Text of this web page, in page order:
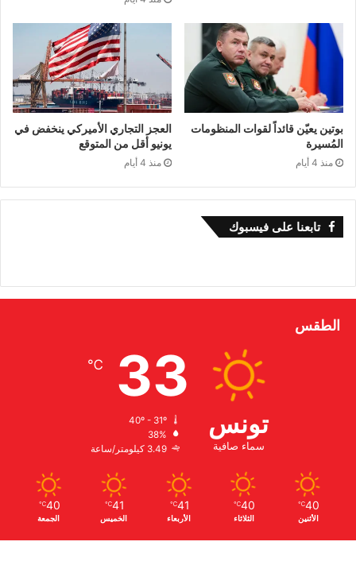
بوتين يعيّن قائداً لقوات المنظومات
المُسيرة
منذ 4 أيام
العجز التجاري الأميركي ينخفض في
يونيو أقل من المتوقع
منذ 4 أيام
تابعنا على فيسبوك
الطقس
تونس
سماء صافية
33
℃
38%
3.49 كيلومتر/ساعة
40
℃
الأثنين
40
℃
الثلاثاء
41
℃
الأربعاء
41
℃
الخميس
40
℃
الجمعة